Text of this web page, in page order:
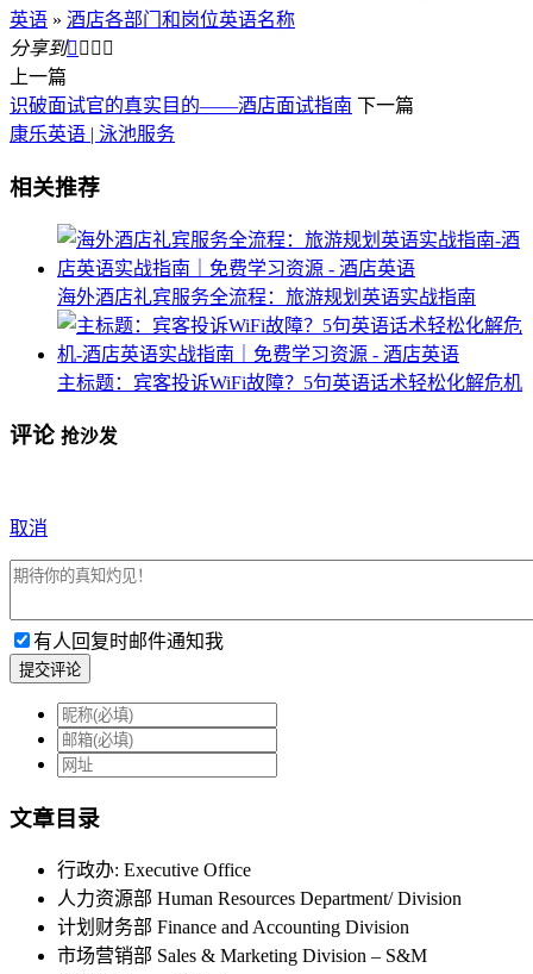
英语 » 酒店各部门和岗位英语名称
分享到   
上一篇
识破面试官的真实目的——酒店面试指南 下一篇
康乐英语 | 泳池服务
相关推荐
海外酒店礼宾服务全流程：旅游规划英语实战指南
主标题：宾客投诉WiFi故障？5句英语话术轻松化解危机
评论 抢沙发
取消
有人回复时邮件通知我
提交评论
文章目录
行政办: Executive Office
人力资源部 Human Resources Department/ Division
计划财务部 Finance and Accounting Division
市场营销部 Sales & Marketing Division – S&M